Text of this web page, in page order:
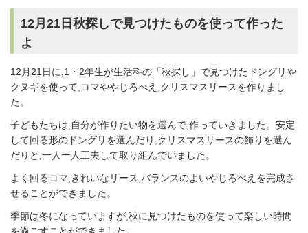
12月21日秋探しで見つけたものを使って作った
よ
12月21日に,1・2年生が生活科の「秋探し」で見つけたドングリや
クヌギを使って,コマややじろべえ,クリスマスリースを作りまし
た。
子どもたちは,自分が作りたい物を選んで,作っていきました。安定
して回る形のドングリを選んだり,クリスマスリースの飾りを選ん
だりと,一人一人工夫して取り組んでいました。
よく回るコマ,きれいなリース,バランスのよいやじろべえを完成さ
せることができました。
季節は冬になっていますが,秋に見つけたものを使って楽しい時間